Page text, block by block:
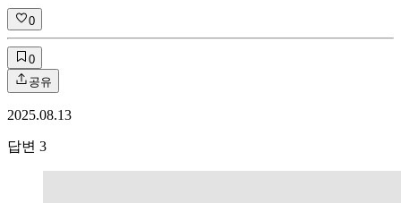
0
0
공유
2025.08.13
답변 3